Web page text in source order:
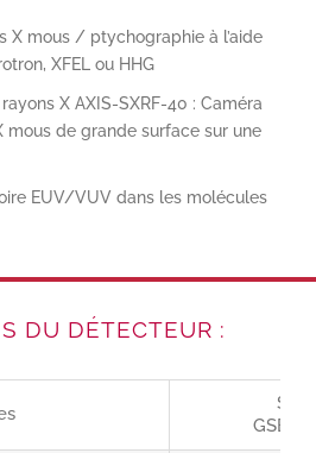
X mous / ptychographie à l’aide
XFEL ou HHG
X AXIS-SXRF-40 : Caméra
mous de grande surface sur une
EUV/VUV dans les molécules
DU DÉTECTEUR :